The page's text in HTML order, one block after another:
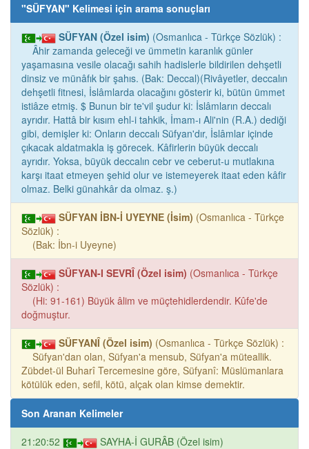
"SÜFYAN" Kelimesi için arama sonuçları
SÜFYAN (Özel isim) (Osmanlıca - Türkçe Sözlük) :
Âhir zamanda geleceği ve ümmetin karanlık günler
yaşamasına vesile olacağı sahih hadislerle bildirilen dehşetli
dinsiz ve münâfık bir şahıs. (Bak: Deccal)(Rivâyetler, deccalın
dehşetli fitnesi, İslâmlarda olacağını gösterir ki, bütün ümmet
istiâze etmiş. $ Bunun bir te'vil şudur ki: İslâmların deccalı
ayrıdır. Hattâ bir kısım ehl-i tahkik, İmam-ı Ali'nin (R.A.) dediği
gibi, demişler ki: Onların deccalı Süfyan'dır, İslâmlar içinde
çıkacak aldatmakla iş görecek. Kâfirlerin büyük deccalı
ayrıdır. Yoksa, büyük deccalın cebr ve ceberut-u mutlakına
karşı itaat etmeyen şehid olur ve istemeyerek itaat eden kâfir
olmaz. Belki günahkâr da olmaz. ş.)
SÜFYAN İBN-İ UYEYNE (İsim) (Osmanlıca - Türkçe
Sözlük) :
(Bak: İbn-i Uyeyne)
SÜFYAN-I SEVRÎ (Özel isim) (Osmanlıca - Türkçe
Sözlük) :
(Hi: 91-161) Büyük âlim ve müçtehidlerdendir. Kûfe'de
doğmuştur.
SÜFYANÎ (Özel isim) (Osmanlıca - Türkçe Sözlük) :
Süfyan'dan olan, Süfyan'a mensub, Süfyan'a müteallik.
Zübdet-ül Buharî Tercemesine göre, Süfyanî: Müslümanlara
kötülük eden, sefil, kötü, alçak olan kimse demektir.
Son Aranan Kelimeler
21:20:52 SAYHA-İ GURÂB (Özel isim)